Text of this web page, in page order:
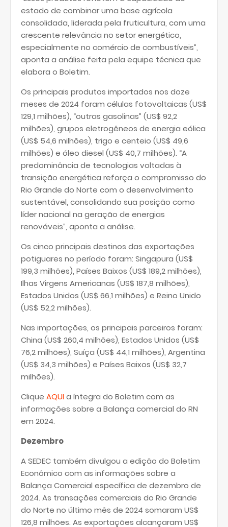
estado de combinar uma base agrícola
consolidada, liderada pela fruticultura, com uma
crescente relevância no setor energético,
especialmente no comércio de combustíveis”,
aponta a análise feita pela equipe técnica que
elabora o Boletim.
Os principais produtos importados nos doze
meses de 2024 foram células fotovoltaicas (US$
129,1 milhões), “outras gasolinas” (US$ 92,2
milhões), grupos eletrogêneos de energia eólica
(US$ 54,6 milhões), trigo e centeio (US$ 49,6
milhões) e óleo diesel (US$ 40,7 milhões). “A
predominância de tecnologias voltadas à
transição energética reforça o compromisso do
Rio Grande do Norte com o desenvolvimento
sustentável, consolidando sua posição como
líder nacional na geração de energias
renováveis”, aponta a análise.
Os cinco principais destinos das exportações
potiguares no período foram: Singapura (US$
199,3 milhões), Países Baixos (US$ 189,2 milhões),
Ilhas Virgens Americanas (US$ 187,8 milhões),
Estados Unidos (US$ 66,1 milhões) e Reino Unido
(US$ 52,2 milhões).
Nas importações, os principais parceiros foram:
China (US$ 260,4 milhões), Estados Unidos (US$
76,2 milhões), Suíça (US$ 44,1 milhões), Argentina
(US$ 34,3 milhões) e Países Baixos (US$ 32,7
milhões).
Clique AQUIa íntegra do Boletim com as
informações sobre a Balança comercial do RN
em 2024.
Dezembro
A SEDEC também divulgou a edição do Boletim
Econômico com as informações sobre a
Balança Comercial específica de dezembro de
2024. As transações comerciais do Rio Grande
do Norte no último mês de 2024 somaram US$
126,8 milhões. As exportações alcançaram US$